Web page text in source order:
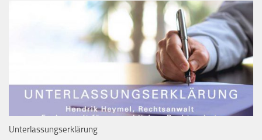
Unterlassungserklärung